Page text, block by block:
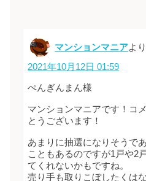
マンションマニアよ
2021年10月12日 01:59
ぺんぎんまん様
マンションマニアです！コ
とうございます！
あまりに抽選になりそうで
こともあるのですが1戸や2
てくれないかもですね。
売り手も取りこぼしたくは